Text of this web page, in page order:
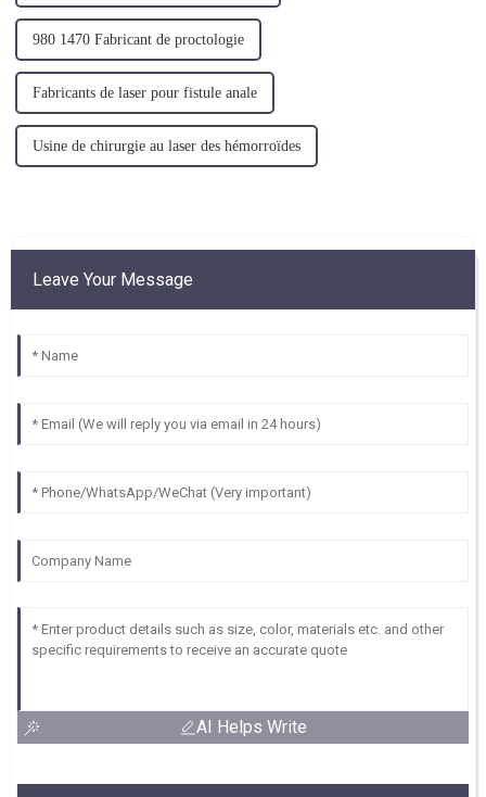
980 1470 Fabricant de proctologie
Fabricants de laser pour fistule anale
Usine de chirurgie au laser des hémorroïdes
Leave Your Message
AI Helps Write